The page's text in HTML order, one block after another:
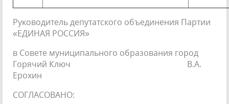
Руководитель депутатского объединения Партии
«ЕДИНАЯ РОССИЯ»
в Совете муниципального образования город
Горячий Ключ В.А.
Ерохин
СОГЛАСОВАНО: